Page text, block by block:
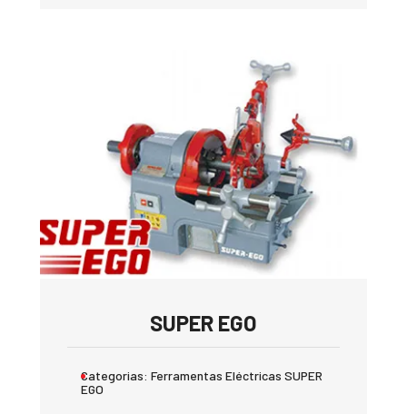
SUPER EGO
Categorias: Ferramentas Eléctricas SUPER
EGO